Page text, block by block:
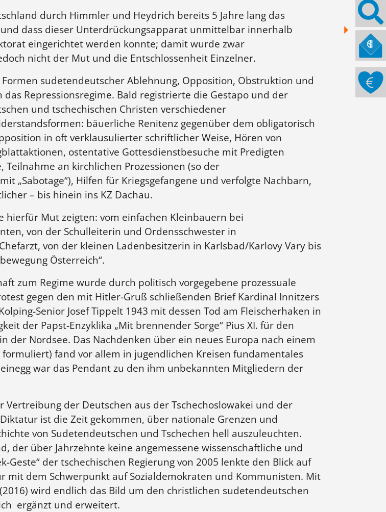
durch Himmler und Heydrich bereits 5 Jahre lang das
dass dieser Unterdrückungsapparat unmittelbar innerhalb
eingerichtet werden konnte; damit wurde zwar
nicht der Mut und die Entschlossenheit Einzelner.
sudetendeutscher Ablehnung, Opposition, Obstruktion und
Repressionsregime. Bald registrierte die Gestapo und der
und tschechischen Christen verschiedener
bäuerliche Renitenz gegenüber dem obligatorisch
in oft verklausulierter schriftlicher Weise, Hören von
ostentative Gottesdienstbesuche mit Predigten
an kirchlichen Prozessionen (so der
„Sabotage“), Hilfen für Kriegsgefangene und verfolgte Nachbarn,
– bis hinein ins KZ Dachau.
Mut zeigten: vom einfachen Kleinbauern bei
von der Schulleiterin und Ordensschwester in
von der kleinen Ladenbesitzerin in Karlsbad/Karlovy Vary bis
Österreich“.
zum Regime wurde durch politisch vorgegebene prozessuale
gegen den mit Hitler-Gruß schließenden Brief Kardinal Innitzers
Senior Josef Tippelt 1943 mit dessen Tod am Fleischerhaken in
der Papst-Enzyklika „Mit brennender Sorge“ Pius XI. für den
der Nordsee. Das Nachdenken über ein neues Europa nach einem
fand vor allem in jugendlichen Kreisen fundamentales
war das Pendant zu den ihm unbekannten Mitgliedern der
Vertreibung der Deutschen aus der Tschechoslowakei und der
ist die Zeit gekommen, über nationale Grenzen und
von Sudetendeutschen und Tschechen hell auszuleuchten.
der über Jahrzehnte keine angemessene wissenschaftliche und
der tschechischen Regierung von 2005 lenkte den Blick auf
mit dem Schwerpunkt auf Sozialdemokraten und Kommunisten. Mit
wird endlich das Bild um den christlichen sudetendeutschen
ergänzt und erweitert.